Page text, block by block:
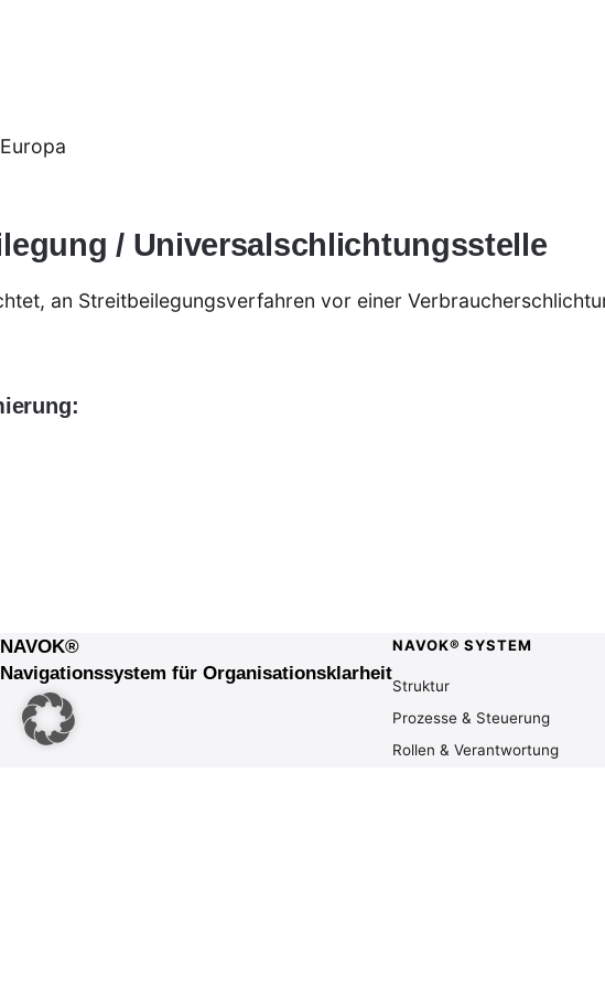
/ Universalschlichtungsstelle
an Streitbeilegungsverfahren vor einer
NAVOK®
Navigationssystem für Organisationsklarheit
NAVOK® SYSTEM
Struktur
Prozesse & Steuerung
Rollen & Verantwortung